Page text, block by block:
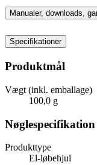
Manualer, downloads,
Specifikationer
Produktmål
Vægt (inkl. emballage)
100,0 g
Nøglespecifikation
Produkttype
El-løbehjul